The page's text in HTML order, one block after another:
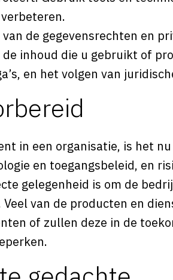
de gegevensrechten en
inhoud die u gebruikt of
en het volgen van
in een organisatie, is het
en toegangsbeleid, en
gelegenheid is om de
van de producten en
of zullen deze in de